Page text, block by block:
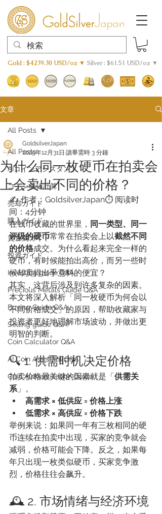
Gold : $4239.30 USD/oz ▼ Silver : $61.51 USD/oz ▼
文章
All Posts
AIコインアシスタント
​コイン価値計算
売却ガイド
購入ガイド
貴金属ガイド
投資ガイド
Investing guide Q&A
Precious Metals Guide Q&A
Buying Guide Q&A
Selling guide Q&A
Coin Calculator Q&A
AI Coin Assistant Q&A
Coin Authentication Guide
All Posts
为什么同一枚硬币在拍卖会
上会卖出不同的价格？
GoldsilverJapan
2025年12月31日 讀畢需時 3 分鐘
✍️ 作者：GoldsilverJapan⏱️ 阅读时
间：4分钟
在钱币收藏的世界里， 同一类型、同一
评级的硬币常常在拍卖会上以截然不同
的价格成交。为什么看起来完全一样的
硬币，有时候能拍出高价，而另一些时
候却卖得出乎意料的便宜？
其实，这背后涉及到许多复杂的因素。
本文将深入解析「同一枚硬币为何会以
不同价格成交」的原因，帮助收藏家与
投资者更好地理解市场波动，并做出更
明智的判断。
🔍 1. 供需时机决定价格
拍卖价格最关键的因素就是「供需关
系 」。
高需求 × 低供应 = 价格上涨
低需求 × 高供应 = 价格下跌
举例来说：如果同一年有三枚相同的硬
币连续在拍卖中出现，买家的竞争就会
减弱，价格可能会下降。反之，如果每
年只出现一枚类似硬币，买家竞争激
烈，价格往往会飙升。
🕰️ 2. 市场情绪与经济环境